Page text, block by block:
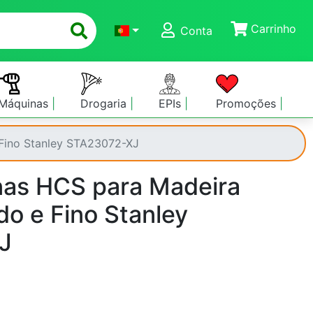
Conta
Carrinho
Drogaria EPIs Promoções
Stanley STA23072-XJ
HCS para Madeira
e Fino Stanley